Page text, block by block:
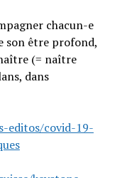
chacun-e
son être profond,
(= naître
dans
editos/covid-19-